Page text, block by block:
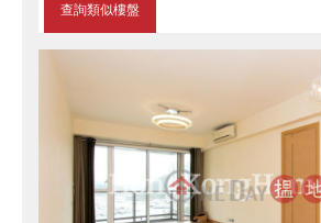
查詢類似樓盤